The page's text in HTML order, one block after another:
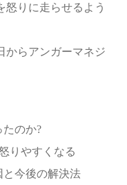
怒りに走らせるよう
からアンガーマネジ
のか?
りやすくなる
と今後の解決法